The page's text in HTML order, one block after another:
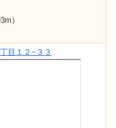
）
目１２−３３